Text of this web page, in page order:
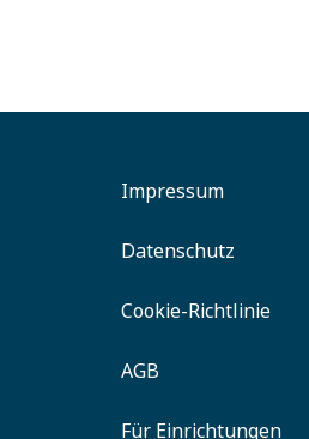
Impressum
Datenschutz
Cookie-Richtlinie
AGB
Für Einrichtungen